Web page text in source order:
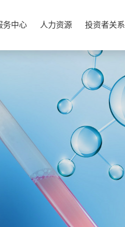
务中心 人力资源 投资者关系